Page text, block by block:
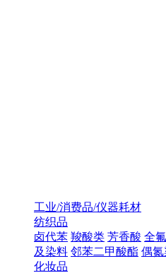
工业/消费品/仪器耗材
纺织品
卤代苯 羧酸类 芳香酸 全
及染料 邻苯二甲酸酯 偶
化妆品